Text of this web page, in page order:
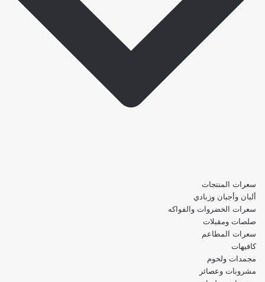
سعرات المنتجات
ألبان وأجبان وزبادي
سعرات الخضروات والفواكه
صلصات ومقبلات
سعرات المطاعم
كافيهات
مجمدات ولحوم
مشروبات وعصائر